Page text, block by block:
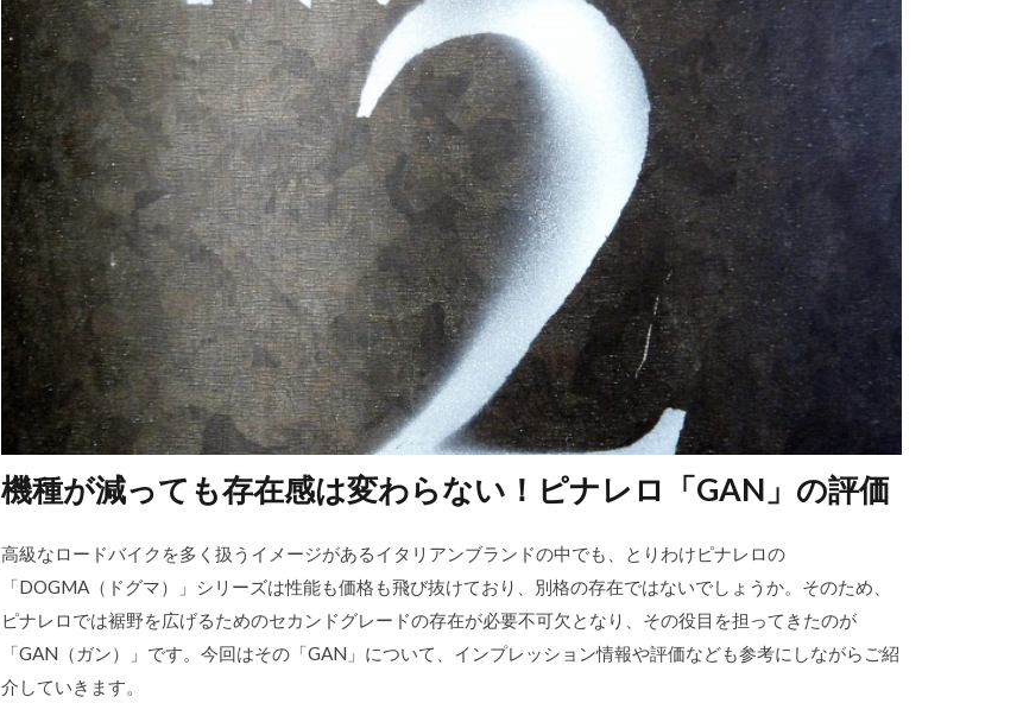
機種が減っても存在感は変わらない！ピナレロ「GAN」の評価
高級なロードバイクを多く扱うイメージがあるイタリアンブランドの中でも、とりわけピナレロの
「DOGMA（ドグマ）」シリーズは性能も価格も飛び抜けており、別格の存在ではないでしょうか。そのため、
ピナレロでは裾野を広げるためのセカンドグレードの存在が必要不可欠となり、その役目を担ってきたのが
「GAN（ガン）」です。今回はその「GAN」について、インプレッション情報や評価なども参考にしながらご紹
介していきます。